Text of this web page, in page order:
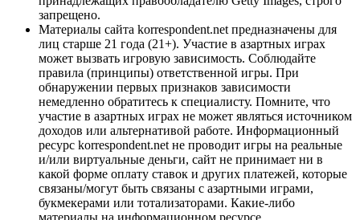
запрещено.
Материалы сайта korrespondent.net предназначены для
лиц старше 21 года (21+). Участие в азартных играх
может вызвать игровую зависимость. Соблюдайте
правила (принципы) ответственной игры. При
обнаружении первых признаков зависимости
немедленно обратитесь к специалисту. Помните, что
участие в азартных играх не может являться источником
доходов или альтернативой работе. Информационный
ресурс korrespondent.net не проводит игры на реальные
и/или виртуальные деньги, сайт не принимает ни в
какой форме оплату ставок и других платежей, которые
связаны/могут быть связаны с азартными играми,
букмекерами или тотализаторами. Какие-либо
материалы на информационном ресурсе